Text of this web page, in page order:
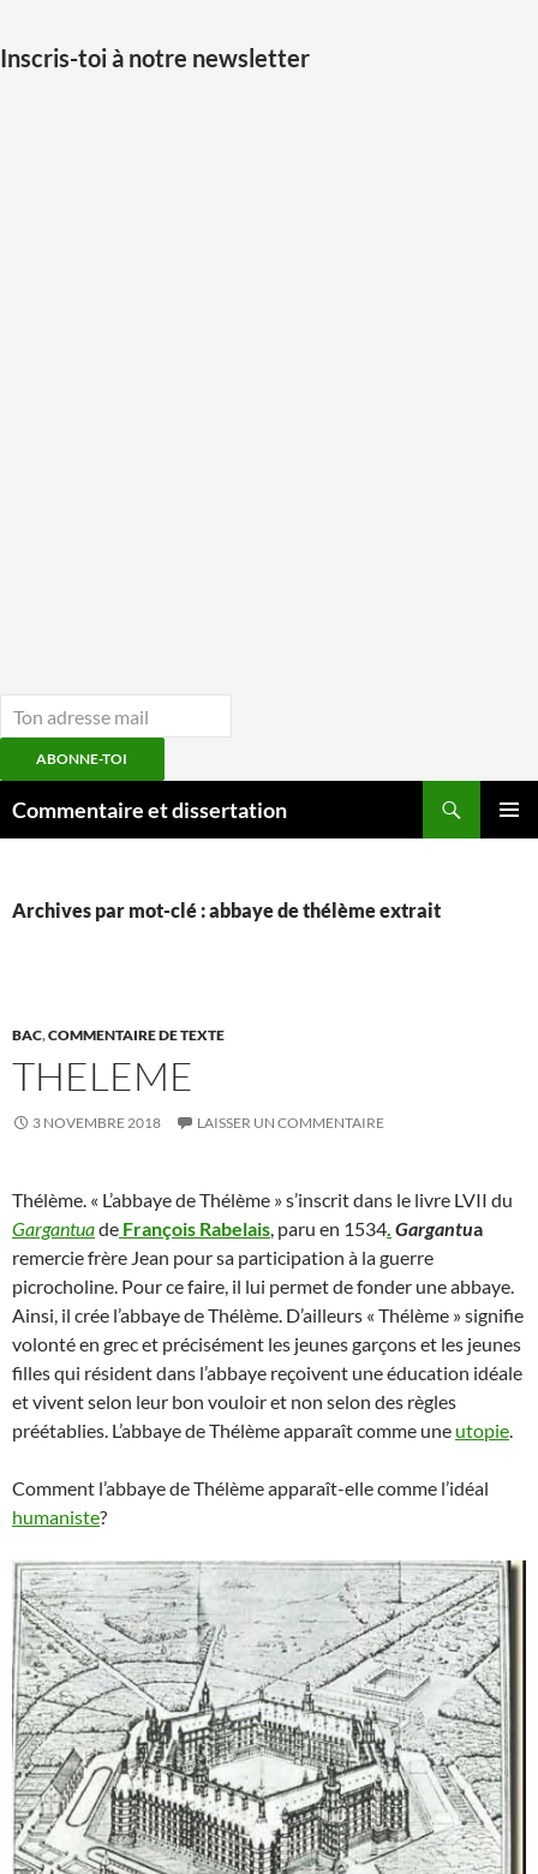
Inscris-toi à notre newsletter
ABONNE-TOI
auCommentaire et dissertation
Archives par mot-clé : abbaye de thélème extrait
BAC,COMMENTAIRE DE TEXTE
THELEME
3 NOVEMBRE 2018 LAISSER UN COMMENTAIRE
Thélème. « L’abbaye de Thélème » s’inscrit dans le livre LVII du
Gargantuade François Rabelais, paru en 1534. Gargantua
remercie frère Jean pour sa participation à la guerre
picrocholine. Pour ce faire, il lui permet de fonder une abbaye.
Ainsi, il crée l’abbaye de Thélème. D’ailleurs « Thélème » signifie
volonté en grec et précisément les jeunes garçons et les jeunes
filles qui résident dans l’abbaye reçoivent une éducation idéale
et vivent selon leur bon vouloir et non selon des règles
préétablies. L’abbaye de Thélème apparaît comme une utopie.
Comment l’abbaye de Thélème apparaît-elle comme l’idéal
humaniste?